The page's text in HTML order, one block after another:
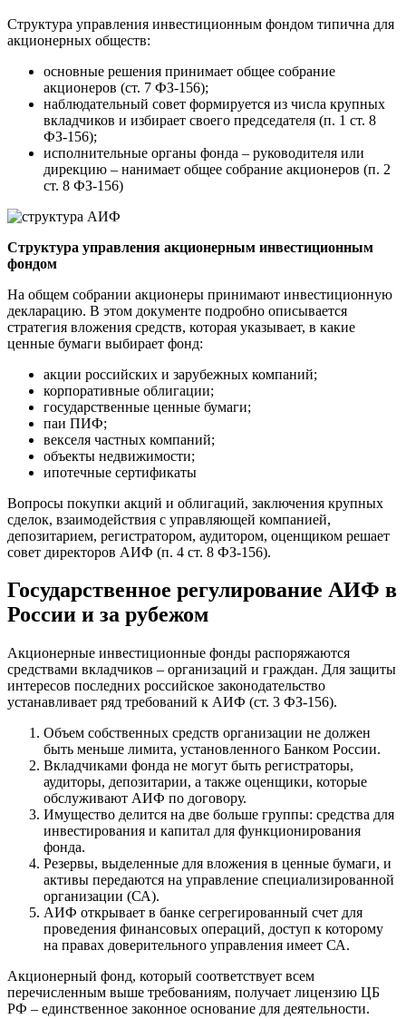
Структура управления инвестиционным фондом типична для
акционерных обществ:
основные решения принимает общее собрание
акционеров (ст. 7 ФЗ-156);
наблюдательный совет формируется из числа крупных
вкладчиков и избирает своего председателя (п. 1 ст. 8
ФЗ-156);
исполнительные органы фонда – руководителя или
дирекцию – нанимает общее собрание акционеров (п. 2
ст. 8 ФЗ-156)
Структура управления акционерным инвестиционным
фондом
На общем собрании акционеры принимают инвестиционную
декларацию. В этом документе подробно описывается
стратегия вложения средств, которая указывает, в какие
ценные бумаги выбирает фонд:
акции российских и зарубежных компаний;
корпоративные облигации;
государственные ценные бумаги;
паи ПИФ;
векселя частных компаний;
объекты недвижимости;
ипотечные сертификаты
Вопросы покупки акций и облигаций, заключения крупных
сделок, взаимодействия с управляющей компанией,
депозитарием, регистратором, аудитором, оценщиком решает
совет директоров АИФ (п. 4 ст. 8 ФЗ-156).
Государственное регулирование АИФ в
России и за рубежом
Акционерные инвестиционные фонды распоряжаются
средствами вкладчиков – организаций и граждан. Для защиты
интересов последних российское законодательство
устанавливает ряд требований к АИФ (ст. 3 ФЗ-156).
Объем собственных средств организации не должен
быть меньше лимита, установленного Банком России.
Вкладчиками фонда не могут быть регистраторы,
аудиторы, депозитарии, а также оценщики, которые
обслуживают АИФ по договору.
Имущество делится на две больше группы: средства для
инвестирования и капитал для функционирования
фонда.
Резервы, выделенные для вложения в ценные бумаги, и
активы передаются на управление специализированной
организации (СА).
АИФ открывает в банке сегрегированный счет для
проведения финансовых операций, доступ к которому
на правах доверительного управления имеет СА.
Акционерный фонд, который соответствует всем
перечисленным выше требованиям, получает лицензию ЦБ
РФ – единственное законное основание для деятельности.